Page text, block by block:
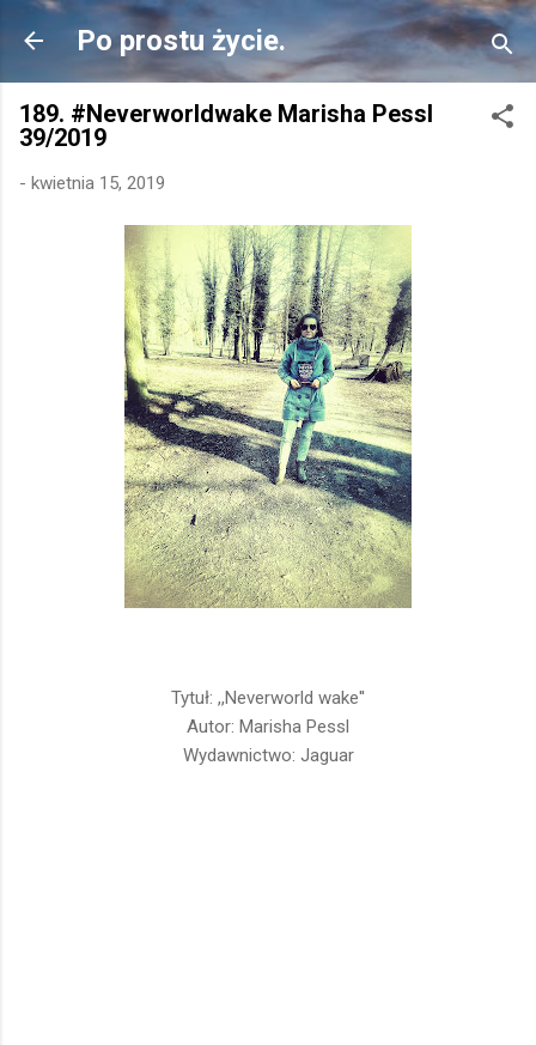
Przejdź do głównej zawartości
Po prostu życie.
189. #Neverworldwake Marisha Pessl
39/2019
- kwietnia 15, 2019
Tytuł: ,,Neverworld wake''
Autor: Marisha Pessl
Wydawnictwo: Jaguar